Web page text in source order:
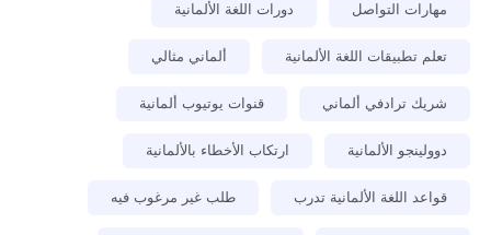
مهارات التواصل دورات اللغة الألمانية
تعلم تطبيقات اللغة الألمانية ألماني مثالي
شريك ترادفي ألماني قنوات يوتيوب ألمانية
دوولينجو الألمانية ارتكاب الأخطاء بالألمانية
قواعد اللغة الألمانية تدرب طلب غير مرغوب فيه